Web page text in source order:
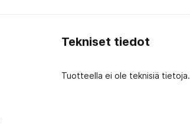
Tekniset tiedot
Tuotteella ei ole teknisiä tietoja.